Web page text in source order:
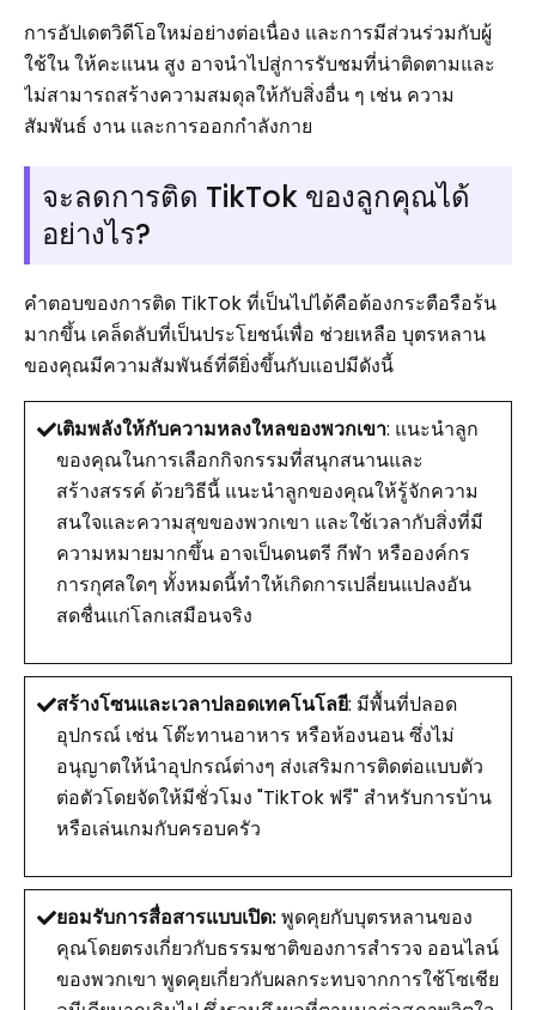
การอัปเดตวิดีโอใหม่อย่างต่อเนื่อง และการมีส่วนร่วมกับผู้
ใช้ใน ให้คะแนน สูง อาจนำไปสู่การรับชมที่น่าติดตามและ
ไม่สามารถสร้างความสมดุลให้กับสิ่งอื่น ๆ เช่น ความ
สัมพันธ์ งาน และการออกกำลังกาย
จะลดการติด TikTok ของลูกคุณได้
อย่างไร?
คำตอบของการติด TikTok ที่เป็นไปได้คือต้องกระตือรือร้น
มากขึ้น เคล็ดลับที่เป็นประโยชน์เพื่อ ช่วยเหลือ บุตรหลาน
ของคุณมีความสัมพันธ์ที่ดียิ่งขึ้นกับแอปมีดังนี้
เติมพลังให้กับความหลงใหลของพวกเขา: แนะนำลูก
ของคุณในการเลือกกิจกรรมที่สนุกสนานและ
สร้างสรรค์ ด้วยวิธีนี้ แนะนำลูกของคุณให้รู้จักความ
สนใจและความสุขของพวกเขา และใช้เวลากับสิ่งที่มี
ความหมายมากขึ้น อาจเป็นดนตรี กีฬา หรือองค์กร
การกุศลใดๆ ทั้งหมดนี้ทำให้เกิดการเปลี่ยนแปลงอัน
สดชื่นแก่โลกเสมือนจริง
สร้างโซนและเวลาปลอดเทคโนโลยี: มีพื้นที่ปลอด
อุปกรณ์ เช่น โต๊ะทานอาหาร หรือห้องนอน ซึ่งไม่
อนุญาตให้นำอุปกรณ์ต่างๆ ส่งเสริมการติดต่อแบบตัว
ต่อตัวโดยจัดให้มีชั่วโมง "TikTok ฟรี" สำหรับการบ้าน
หรือเล่นเกมกับครอบครัว
ยอมรับการสื่อสารแบบเปิด:พูดคุยกับบุตรหลานของ
คุณโดยตรงเกี่ยวกับธรรมชาติของการสำรวจ ออนไลน์
ของพวกเขา พูดคุยเกี่ยวกับผลกระทบจากการใช้โซเชีย